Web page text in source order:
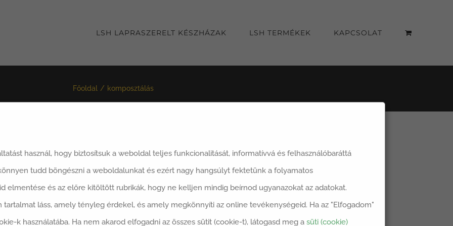
használ, hogy biztosítsuk a weboldal teljes funkcionalitását, informatívvá és felhasználóbaráttá
tudd böngészni a weboldalunkat és ezért nagy hangsúlyt fektetünk a folyamatos
elmentése és az előre kitöltött rubrikák, hogy ne kelljen mindig beírnod ugyanazokat az adatokat.
tartalmat láss, amely tényleg érdekel, és amely megkönnyíti az online tevékenységeid. Ha az "Elfogadom"
k használatába. Ha nem akarod elfogadni az összes sütit (cookie-t), látogasd meg asüti (cookie)
LSH LAPRASZERELT KÉSZHÁZAK LSH TERMÉKEK KAPCSOLAT
Főoldal komposztálás